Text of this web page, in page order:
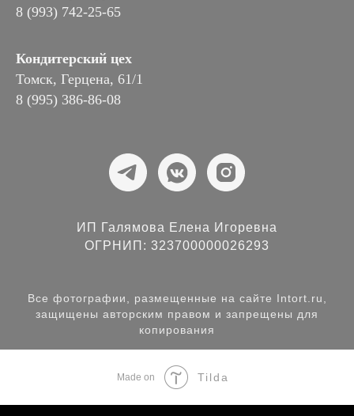
8 (993) 742-25-65
Кондитерский цех
Томск, Герцена, 61/1
8 (995) 386-86-08
ИП Галямова Елена Игоревна
ОГРНИП: 323700000026293
Все фотографии, размещенные на сайте Intort.ru,
защищены авторским правом и запрещены для
копирования
Made on Tilda